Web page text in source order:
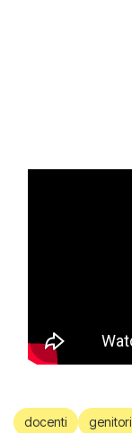
docenti genitori